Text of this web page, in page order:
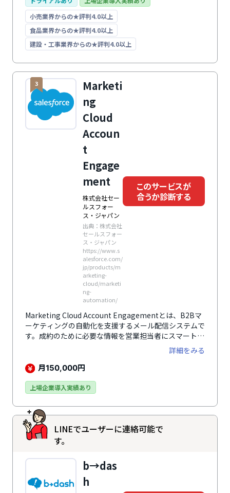
重ログイン検知などを利用できる堅牢なセキュリティを
備えています。さらに、顧客満足度90%を獲得する無
料サポートセンターも完備。ニーズに合わせたプランや
設定を提案する活動支援サービスも利用可能です。
小売業界からの★評判4.0以上
食品業界からの★評判4.0以上
建設・工事業界からの★評判4.0以上
3
Marketi
ng
Cloud
Accoun
t
Engage
ment
株式会社セー
ルスフォー
ス・ジャパン
出典：株式会社
セールスフォー
ス・ジャパン
https://www.s
alesforce.com/
jp/products/m
arketing-
cloud/marketi
ng-
automation/
このサービスが
合うか診断する
Marketing Cloud Account Engagementとは、B2Bマ
ーケティングの自動化を支援するメール配信システムで
す。成約のために必要な情報を営業担当者にスマートに
伝達。マーケティングや営業の単純作業を自動化するこ
詳細をみる
月150,000円
上場企業導入実績あり
LINEでユーザーに連絡可能で
す。
b→das
h